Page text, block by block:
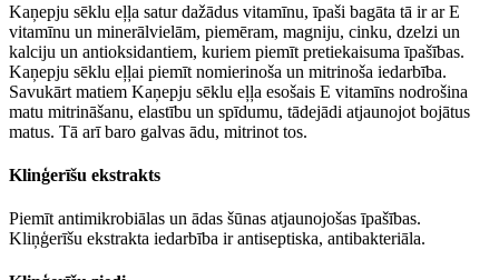
Kaņepju sēklu eļļa satur dažādus vitamīnu, īpaši bagāta tā ir ar E
vitamīnu un minerālvielām, piemēram, magniju, cinku, dzelzi un
kalciju un antioksidantiem, kuriem piemīt pretiekaisuma īpašības.
Kaņepju sēklu eļļai piemīt nomierinoša un mitrinoša iedarbība.
Savukārt matiem Kaņepju sēklu eļļa esošais E vitamīns nodrošina
matu mitrināšanu, elastību un spīdumu, tādejādi atjaunojot bojātus
matus. Tā arī baro galvas ādu, mitrinot tos.
Klinģerīšu ekstrakts
Piemīt antimikrobiālas un ādas šūnas atjaunojošas īpašības.
Kliņģerīšu ekstrakta iedarbība ir antiseptiska, antibakteriāla.